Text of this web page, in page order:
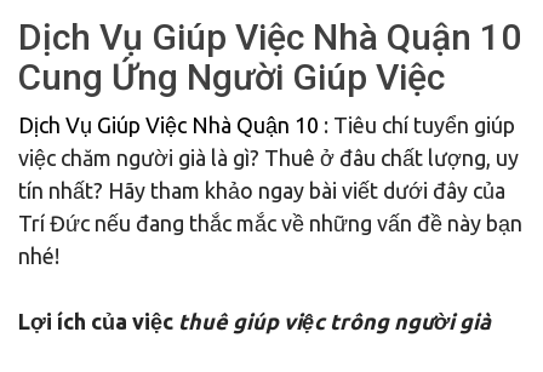
Dịch Vụ Giúp Việc Nhà Quận 10
Cung Ứng Người Giúp Việc
Dịch Vụ Giúp Việc Nhà Quận 10 : Tiêu chí tuyển giúp
việc chăm người già là gì? Thuê ở đâu chất lượng, uy
tín nhất? Hãy tham khảo ngay bài viết dưới đây của
Trí Đức nếu đang thắc mắc về những vấn đề này bạn
nhé!
Lợi ích của việc thuê giúp việc trông người già